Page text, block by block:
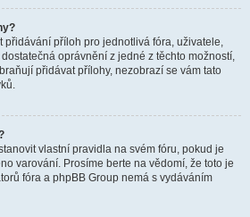
přidávání příloh pro jednotlivá fóra, uživatele,
oprávnění z jedné z těchto možností,
přidávat přílohy, nezobrazí se vám tato
vlastní pravidla na svém fóru, pokud je
varování. Prosíme berte na vědomí, že toto je
fóra a phpBB Group nemá s vydáváním